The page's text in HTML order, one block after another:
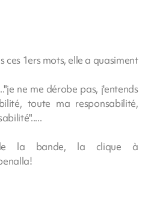
ces 1ers mots, elle a quasiment
ne me dérobe pas, j'entends
toute ma responsabilité,
la bande, la clique à